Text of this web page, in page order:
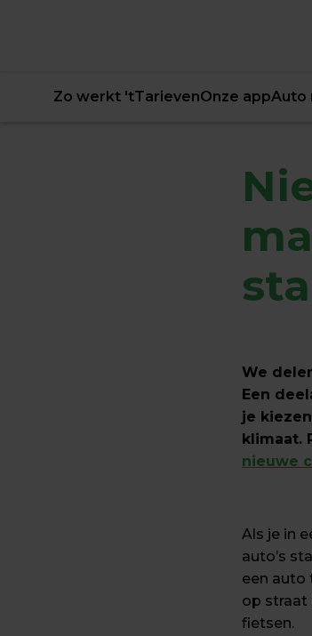
Zo werkt 'tTarievenOnze appAuto
We
Een
je
nieuwe
Als je in
auto’s
een auto
op straat
fietsen.